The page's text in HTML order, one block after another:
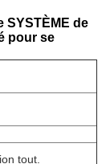
SYSTÈME de
pour se
tout.